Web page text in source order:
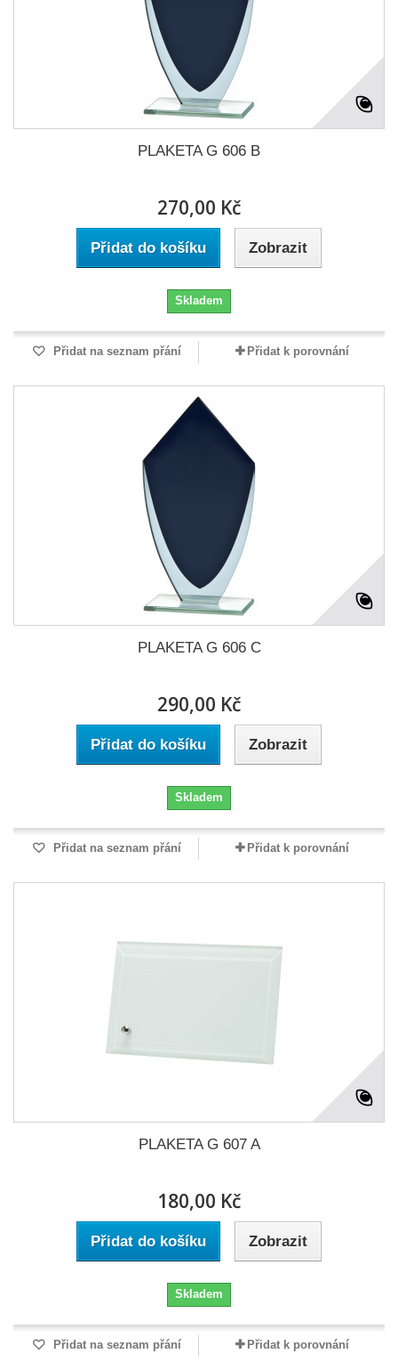
PLAKETA G 606 B
270,00 Kč
Přidat do košíku Zobrazit
Skladem
Přidat na seznam přání Přidat k porovnání
PLAKETA G 606 C
290,00 Kč
Přidat do košíku Zobrazit
Skladem
Přidat na seznam přání Přidat k porovnání
PLAKETA G 607 A
180,00 Kč
Přidat do košíku Zobrazit
Skladem
Přidat na seznam přání Přidat k porovnání